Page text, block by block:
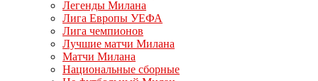
Легенды Милана
Лига Европы УЕФА
Лига чемпионов
Лучшие матчи Милана
Матчи Милана
Национальные сборные